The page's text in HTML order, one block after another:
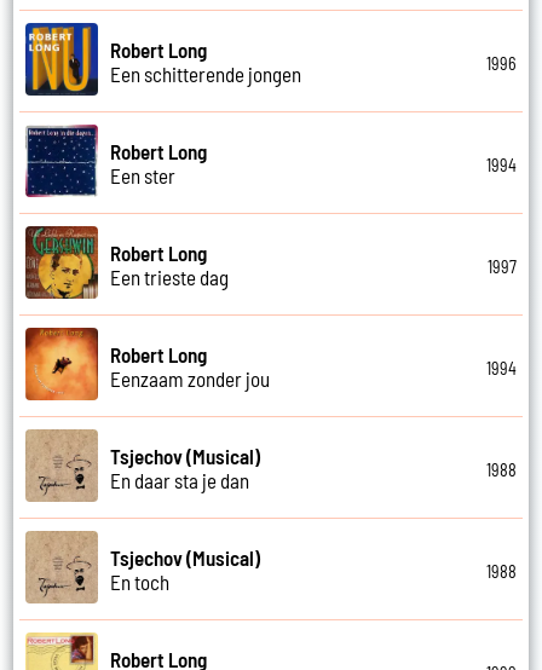
Robert Long
Een schitterende jongen
1996
Robert Long
Een ster
1994
Robert Long
Een trieste dag
1997
Robert Long
Eenzaam zonder jou
1994
Tsjechov (Musical)
En daar sta je dan
1988
Tsjechov (Musical)
En toch
1988
Robert Long